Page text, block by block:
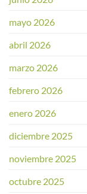
mayo 2026
abril 2026
marzo 2026
febrero 2026
enero 2026
diciembre 2025
noviembre 2025
octubre 2025